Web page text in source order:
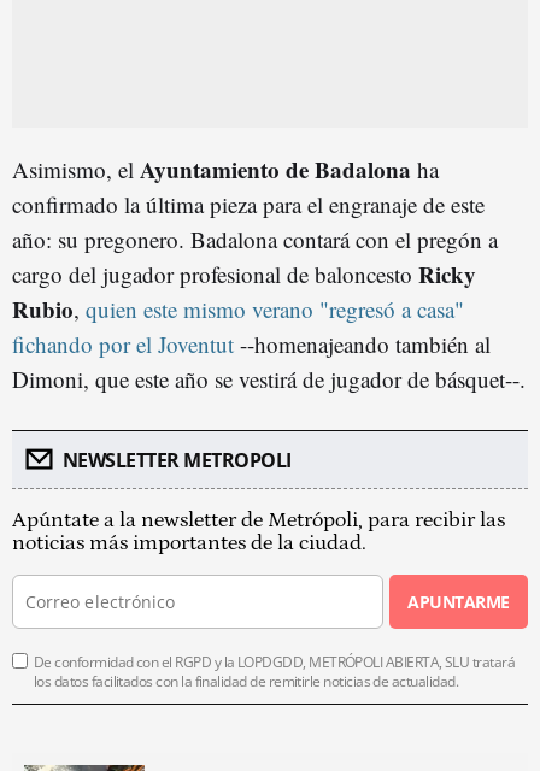
Asimismo, el Ayuntamiento de Badalona ha
confirmado la última pieza para el engranaje de este
año: su pregonero. Badalona contará con el pregón a
cargo del jugador profesional de baloncesto Ricky
Rubio, quien este mismo verano "regresó a casa"
fichando por el Joventut --homenajeando también al
Dimoni, que este año se vestirá de jugador de básquet--.
NEWSLETTER METROPOLI
Apúntate a la newsletter de Metrópoli, para recibir las
noticias más importantes de la ciudad.
APUNTARME
De conformidad con el RGPD y la LOPDGDD, METRÓPOLI ABIERTA, SLU tratará
los datos facilitados con la finalidad de remitirle noticias de actualidad.